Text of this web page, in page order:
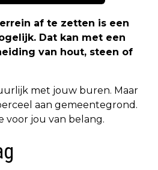
af te zetten is een
Dat kan met een
van hout, steen of
met jouw buren. Maar
aan gemeentegrond.
voor jou van belang.